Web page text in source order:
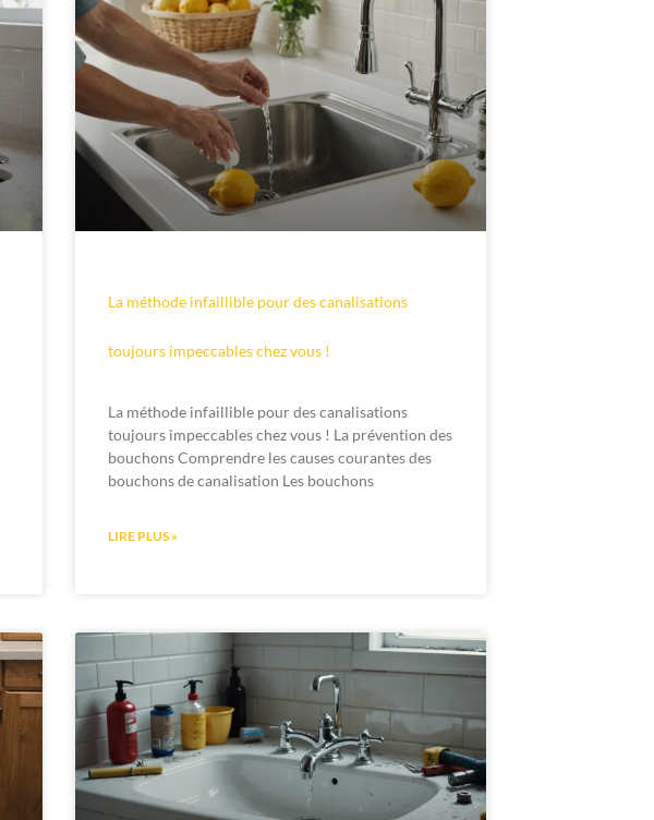
La méthode infaillible pour des canalisations
toujours impeccables chez vous !
La méthode infaillible pour des canalisations
toujours impeccables chez vous ! La prévention des
bouchons Comprendre les causes courantes des
bouchons de canalisation Les bouchons
LIRE PLUS »